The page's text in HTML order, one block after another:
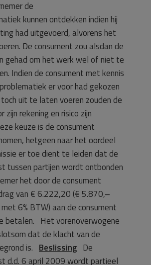
de
kunnen ontdekken indien hij
had uitgevoerd, alvorens het
De consument zou alsdan de
gehad om het werk wel of niet te
Indien de consument met kennis
er voor had gekozen
uit te laten voeren zouden de
zijn rekening en risico zijn
keuze is de consument
hetgeen naar het oordeel
er toe dient te leiden dat de
tussen partijen wordt ontbonden
het door de consument
van € 6.222,20 (€ 5.870,–
6% BTW) aan de consument
betalen. Het vorenoverwogene
dat de klacht van de
is. Beslissing De
d.d. 6 april 2009 wordt partieel